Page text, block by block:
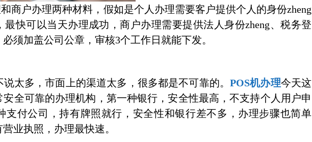
商户办理两种材料，假如是个人办理需要客户提供个人的身份zheng
最快可以当天办理成功，商户办理需要提供法人身份zheng、税务登
须加盖公司公章，审核3个工作日就能下发。
太多，市面上的渠道太多，很多都是不可靠的。POS机办理今天这
全可靠的办理机构，第一种银行，安全性最高，不支持个人用户申
支付公司，持有牌照就行，安全性和银行差不多，办理步骤也简单
业执照，办理最快速。